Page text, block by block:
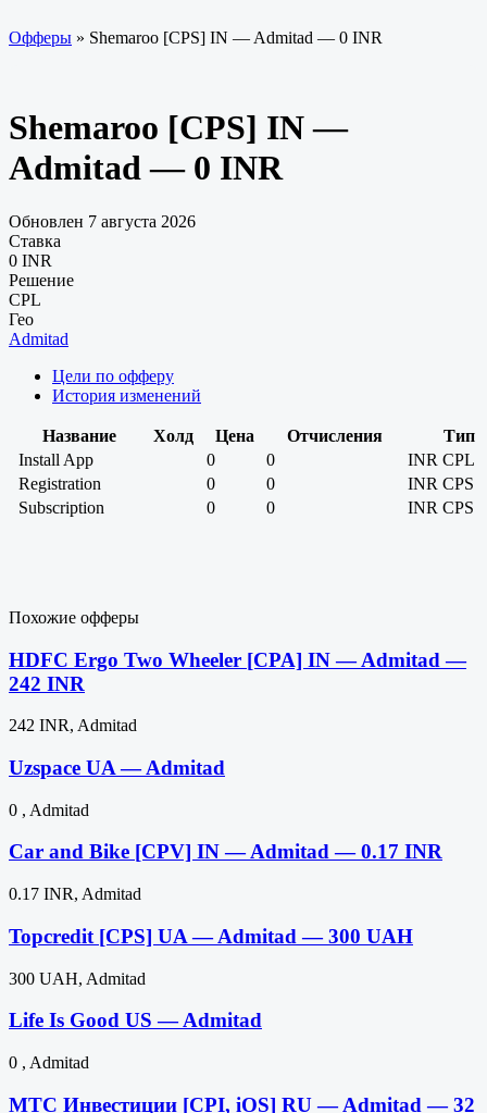
Офферы » Shemaroo [CPS] IN — Admitad — 0 INR
Shemaroo [CPS] IN —
Admitad — 0 INR
Обновлен 7 августа 2026
Ставка
0 INR
Решение
CPL
Гео
Admitad
Цели по офферу
История изменений
Название Холд Цена Отчисления
Тип
Install App
0 0 INR CPL
Registration
0 0 INR CPS
Subscription
0 0 INR CPS
Похожие офферы
HDFC Ergo Two Wheeler [CPA] IN — Admitad —
242 INR
242 INR, Admitad
Uzspace UA — Admitad
0 , Admitad
Car and Bike [CPV] IN — Admitad — 0.17 INR
0.17 INR, Admitad
Topcredit [CPS] UA — Admitad — 300 UAH
300 UAH, Admitad
Life Is Good US — Admitad
0 , Admitad
МТС Инвестиции [CPI, iOS] RU — Admitad — 32